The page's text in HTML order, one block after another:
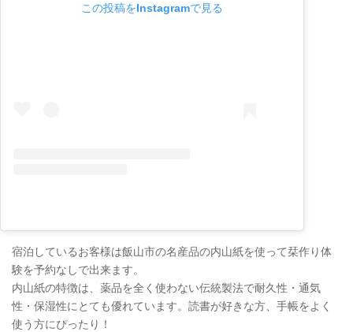
この投稿をInstagramで見る
宿泊しているお客様は飯山市の名産品の内山紙を使って栞作り体
験を予約なしで出来ます。
内山紙の特徴は、薬品を全く使わない伝統製法で耐久性・通気
性・保湿性にとても優れています。読書が好きな方、手帳をよく
使う方にぴったり！